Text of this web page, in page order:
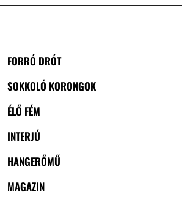
FORRÓ DRÓT
SOKKOLÓ KORONGOK
ÉLŐ FÉM
INTERJÚ
HANGERŐMŰ
MAGAZIN